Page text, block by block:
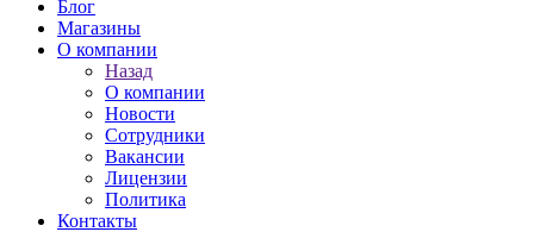
Блог
Магазины
О компании
Назад
О компании
Новости
Сотрудники
Вакансии
Лицензии
Политика
Контакты